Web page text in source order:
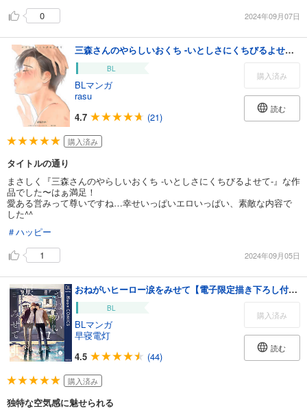
0
2024年09月07日
三森さんのやらしいおくち -いとしさにくちびるよせて- 【商業未発表作品】
BL
BLマンガ
rasu
4.7
(21)
購入済み
読む
購入済み
タイトルの通り
まさしく『三森さんのやらしいおくち -いとしさにくちびるよせて-』な作
品でした〜はぁ満足！
愛ある営みって尊いですね…幸せいっぱいエロいっぱい、素敵な内容で
した^^
＃ハッピー
1
2024年09月05日
おねがいヒーロー涙をみせて【電子限定描き下ろし付き】
BL
BLマンガ
早寝電灯
4.5
(44)
購入済み
読む
購入済み
独特な空気感に魅せられる